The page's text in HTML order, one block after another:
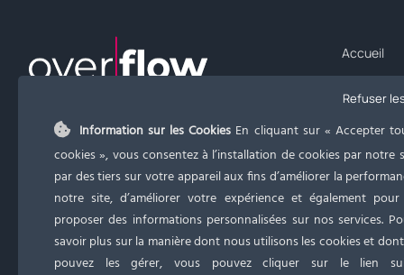
CONTACT INFO
Téléphone: 06 33 99 28 87
Email:flora.overflow@gmail.com
Accueil
Notre
Notre
Tarifs
Blog
Refuser
Information sur les Cookies En cliquant sur « Accepter
cookies », vous consentez à l’installation de cookies par notre
par des tiers sur votre appareil aux fins d’améliorer la
notre site, d’améliorer votre expérience et également
proposer des informations personnalisées sur nos services.
savoir plus sur la manière dont nous utilisons les cookies et
pouvez les gérer, vous pouvez cliquer sur le lien